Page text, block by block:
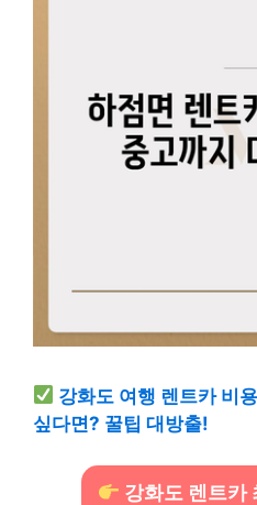
강화도 여행 렌트카 비
싶다면? 꿀팁 대방출!
강화도 렌트카